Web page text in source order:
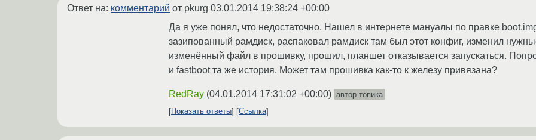
Ответ на: комментарий от pkurg 03.01.2014 19:38:24 +00:00
Да я уже понял, что недостаточно. Нашел в интернете мануалы по правке
зазипованный рамдиск, распаковал рамдиск там был этот конфиг, изменил
изменённый файл в прошивку, прошил, планшет отказывается запускаться.
и fastboot та же история. Может там прошивка как-то к железу привязана?
RedRay (04.01.2014 17:31:02 +00:00) автор топика
Показать ответы
Ссылка